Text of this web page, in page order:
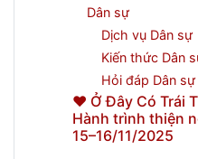
Dân sự
Dịch vụ Dân sự
Kiến thức Dân
Hỏi đáp Dân sự
❤️ Ở Đây Có Trái
Hành trình thiện
15–16/11/2025